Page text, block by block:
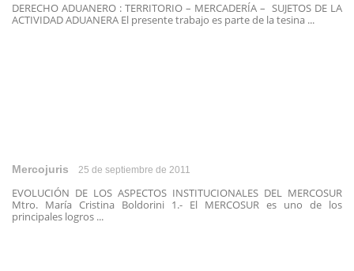
DERECHO ADUANERO : TERRITORIO – MERCADERÍA – SUJETOS DE LA
ACTIVIDAD ADUANERA El presente trabajo es parte de la tesina ...
Mercojuris 25 de septiembre de 2011
EVOLUCIÓN DE LOS ASPECTOS INSTITUCIONALES DEL MERCOSUR
Mtro. María Cristina Boldorini 1.- El MERCOSUR es uno de los
principales logros ...